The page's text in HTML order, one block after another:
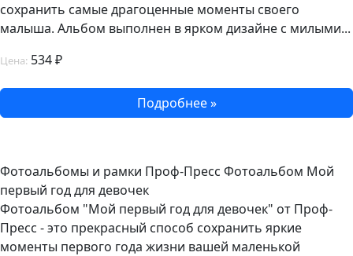
сохранить самые драгоценные моменты своего
малыша. Альбом выполнен в ярком дизайне с милыми...
Цена: 534 ₽
Подробнее »
Фотоальбомы и рамки Проф-Пресс Фотоальбом Мой
первый год для девочек
Фотоальбом "Мой первый год для девочек" от Проф-
Пресс - это прекрасный способ сохранить яркие
моменты первого года жизни вашей маленькой